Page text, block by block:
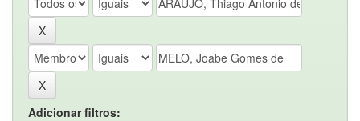
Adicionar filtros: